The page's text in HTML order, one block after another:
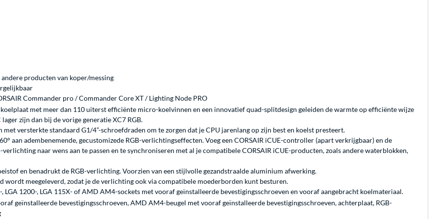
producten van koper/messing
Commander pro / Commander Core XT / Lighting Node PRO
met meer dan 110 uiterst efficiënte micro-koelvinnen en een innovatief quad-splitdesign geleiden de warmte op efficiënte wijze
zijn dan bij de vorige generatie XC7 RGB.
met versterkte standaard G1/4”-schroefdraden om te zorgen dat je CPU jarenlang op zijn best en koelst presteert.
aan adembenemende, gecustomizede RGB-verlichtingseffecten. Voeg een CORSAIR iCUE-controller (apart verkrijgbaar) en de
naar wens aan te passen en te synchroniseren met al je compatibele CORSAIR iCUE-producten, zoals andere waterblokken,
en benadrukt de RGB-verlichting. Voorzien van een stijlvolle gezandstraalde aluminium afwerking.
wordt meegeleverd, zodat je de verlichting ook via compatibele moederborden kunt besturen.
LGA 1200-, LGA 115X- of AMD AM4-sockets met vooraf geïnstalleerde bevestigingsschroeven en vooraf aangebracht koelmateriaal.
geïnstalleerde bevestigingsschroeven, AMD AM4-beugel met vooraf geïnstalleerde bevestigingsschroeven, achterplaat, RGB-